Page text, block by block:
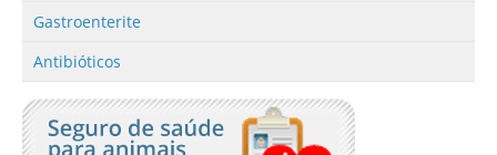
Gastroenterite
Antibióticos